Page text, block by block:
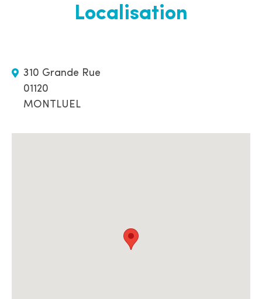
Localisation
310 Grande Rue
01120
MONTLUEL